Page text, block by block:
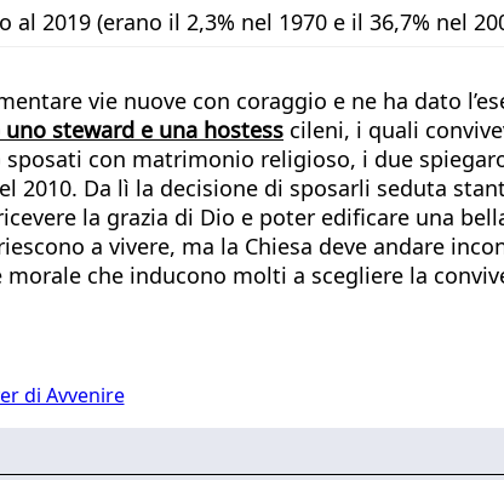
2019 (erano il 2,3% nel 1970 e il 36,7% nel
vie nuove con coraggio e ne ha dato
steward e una hostess cileni, i quali
con matrimonio religioso, i due
2010. Da lì la decisione di sposarli seduta
la grazia di Dio e poter edificare una
a vivere, ma la Chiesa deve andare
che inducono molti a scegliere la
di Avvenire